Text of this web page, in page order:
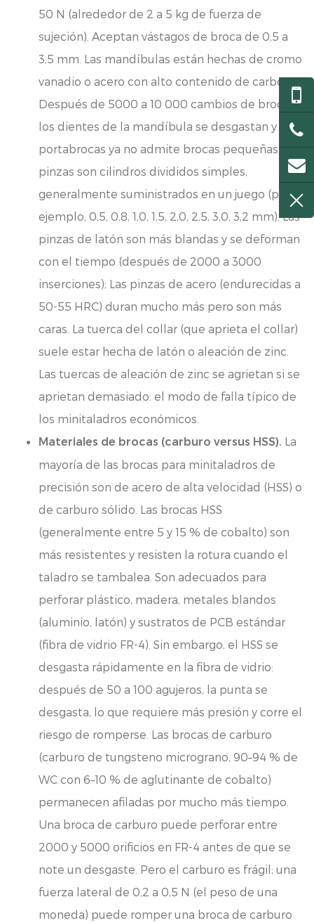
50 N (alrededor de 2 a 5 kg de fuerza de
sujeción). Aceptan vástagos de broca de 0,5 a
3,5 mm. Las mandíbulas están hechas de cromo
vanadio o acero con alto contenido de carbono;
Después de 5000 a 10 000 cambios de broca,
los dientes de la mandíbula se desgastan y el
portabrocas ya no admite brocas pequeñas. Las
pinzas son cilindros divididos simples,
generalmente suministrados en un juego (por
ejemplo, 0,5, 0,8, 1,0, 1,5, 2,0, 2,5, 3,0, 3,2 mm). Las
pinzas de latón son más blandas y se deforman
con el tiempo (después de 2000 a 3000
inserciones); Las pinzas de acero (endurecidas a
50-55 HRC) duran mucho más pero son más
caras. La tuerca del collar (que aprieta el collar)
suele estar hecha de latón o aleación de zinc.
Las tuercas de aleación de zinc se agrietan si se
aprietan demasiado: el modo de falla típico de
los minitaladros económicos.
Materiales de brocas (carburo versus HSS). La
mayoría de las brocas para minitaladros de
precisión son de acero de alta velocidad (HSS) o
de carburo sólido. Las brocas HSS
(generalmente entre 5 y 15 % de cobalto) son
más resistentes y resisten la rotura cuando el
taladro se tambalea. Son adecuados para
perforar plástico, madera, metales blandos
(aluminio, latón) y sustratos de PCB estándar
(fibra de vidrio FR-4). Sin embargo, el HSS se
desgasta rápidamente en la fibra de vidrio:
después de 50 a 100 agujeros, la punta se
desgasta, lo que requiere más presión y corre el
riesgo de romperse. Las brocas de carburo
(carburo de tungsteno micrograno, 90–94 % de
WC con 6–10 % de aglutinante de cobalto)
permanecen afiladas por mucho más tiempo.
Una broca de carburo puede perforar entre
2000 y 5000 orificios en FR-4 antes de que se
note un desgaste. Pero el carburo es frágil; una
fuerza lateral de 0,2 a 0,5 N (el peso de una
moneda) puede romper una broca de carburo